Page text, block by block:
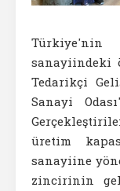
sanayiindeki
Tedarikçi
Sanayi
üretim
sanayiine
zincirinin